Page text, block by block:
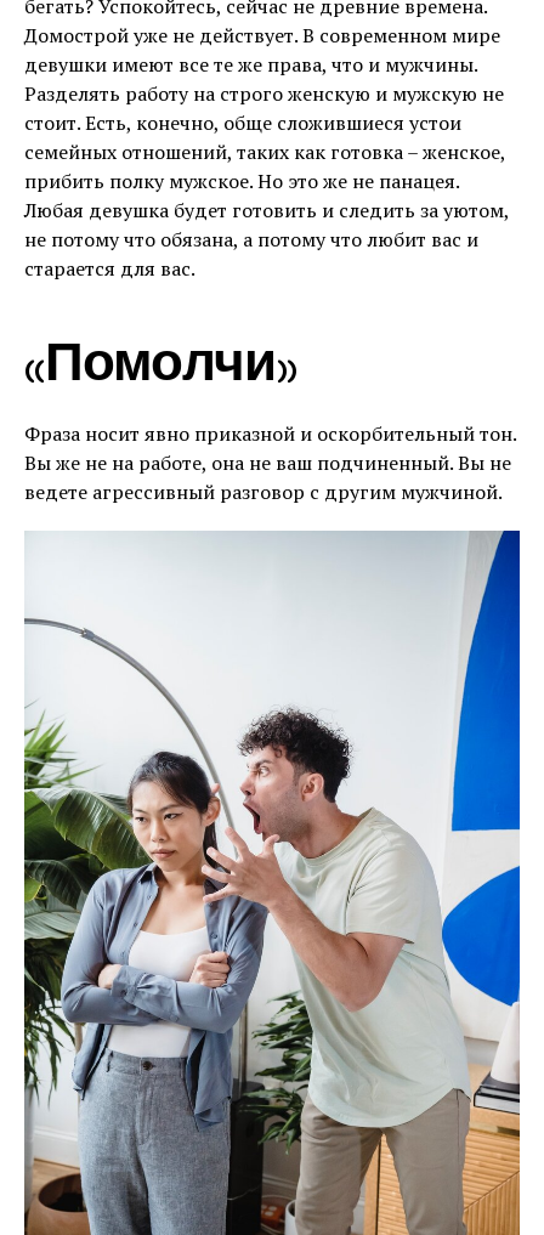
бегать? Успокойтесь, сейчас не древние времена.
Домострой уже не действует. В современном мире
девушки имеют все те же права, что и мужчины.
Разделять работу на строго женскую и мужскую не
стоит. Есть, конечно, обще сложившиеся устои
семейных отношений, таких как готовка – женское,
прибить полку мужское. Но это же не панацея.
Любая девушка будет готовить и следить за уютом,
не потому что обязана, а потому что любит вас и
старается для вас.
«Помолчи»
Фраза носит явно приказной и оскорбительный тон.
Вы же не на работе, она не ваш подчиненный. Вы не
ведете агрессивный разговор с другим мужчиной.